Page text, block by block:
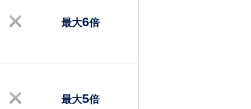
最大6倍
最大5倍